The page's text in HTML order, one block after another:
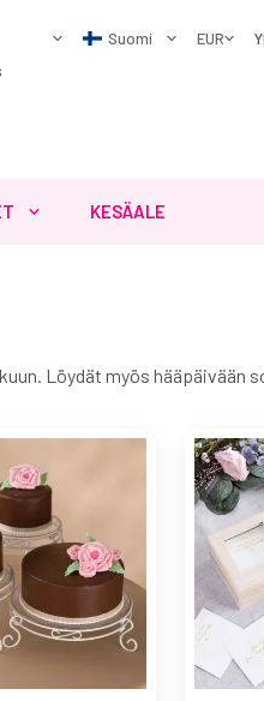
KESÄALE
Löydät myös hääpäivään